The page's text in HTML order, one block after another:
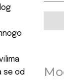
se od